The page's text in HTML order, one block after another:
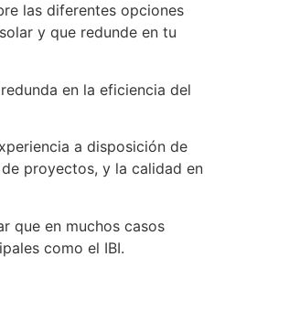
las diferentes opciones
y que redunde en tu
en la eficiencia del
a disposición de
proyectos, y la calidad en
que en muchos casos
como el IBI.